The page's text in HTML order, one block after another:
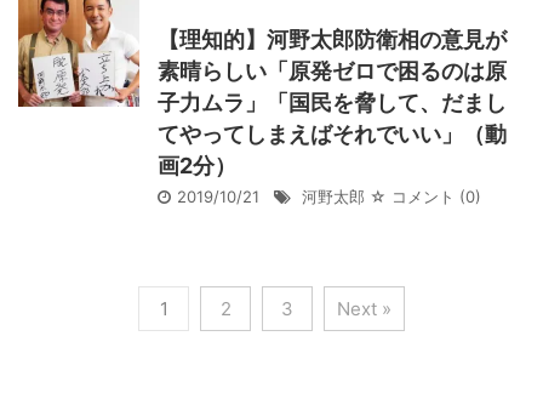
【理知的】河野太郎防衛相の意見が
素晴らしい「原発ゼロで困るのは原
子力ムラ」「国民を脅して、だまし
てやってしまえばそれでいい」（動
画2分）
2019/10/21 河野太郎 ☆ コメント (0)
1 2 3 Next »